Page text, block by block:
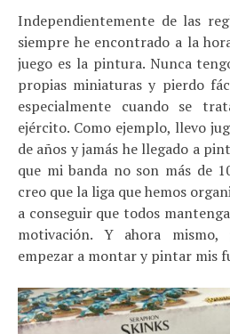
Independientemente de las
siempre he encontrado a la
juego es la pintura. Nunca
propias miniaturas y pierdo
especialmente cuando se
ejército. Como ejemplo, llevo
de años y jamás he llegado a
que mi banda no son más de
creo que la liga que hemos
a conseguir que todos
motivación. Y ahora mismo,
empezar a montar y pintar mis